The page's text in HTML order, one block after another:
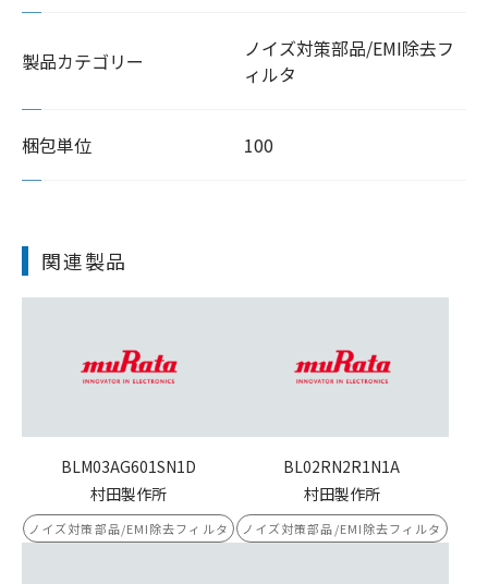
製品カテゴリー
ノイズ対策部品/EMI除去フ
ィルタ
梱包単位 100
関連製品
BLM03AG601SN1D
村田製作所
ノイズ対策部品/EMI除去フィルタ
BL02RN2R1N1A
村田製作所
ノイズ対策部品/EMI除去フィルタ